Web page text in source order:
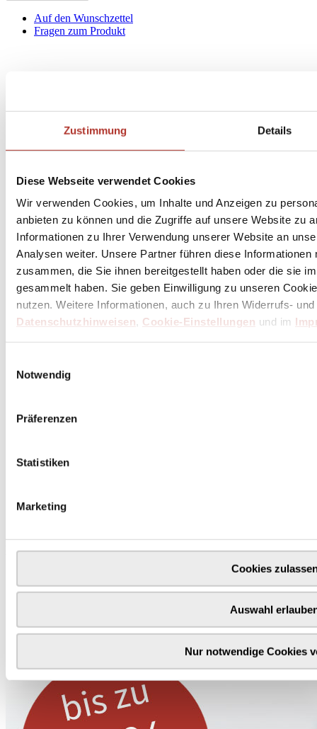
Zustimmung Details
Diese Webseite verwendet Cookies
Wir verwenden Cookies, um Inhalte und Anzeigen zu
anbieten zu können und die Zugriffe auf unsere Website zu
Informationen zu Ihrer Verwendung unserer Website an
Analysen weiter. Unsere Partner führen diese
zusammen, die Sie ihnen bereitgestellt haben oder die sie
gesammelt haben. Sie geben Einwilligung zu unseren
nutzen. Weitere Informationen, auch zu Ihren Widerrufs-
Datenschutzhinweisen, Cookie-Einstellungen und im
Notwendig
Präferenzen
Statistiken
Marketing
Cookies
Auswahl
Nur notwendige Cookies
Auf den Wunschzettel
Fragen zum Produkt
Butch Newsletter
* Dein persönlicher Gutschein ist ab einem Bestellwert von 100,- Euro, nach Abzug der
Unser Dankeschön für deinen Einkauf ab 100 €